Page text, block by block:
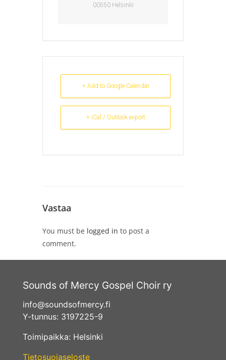
00550 Helsinki
+ Add to Google Calendar
+ iCal / Outlook export
Vastaa
You must be logged in to post a
comment.
Sounds of Mercy Gospel Choir ry
info@soundsofmercy.fi
Y-tunnus: 3197225-9
Toimipaikka: Helsinki
Tietosuojaseloste